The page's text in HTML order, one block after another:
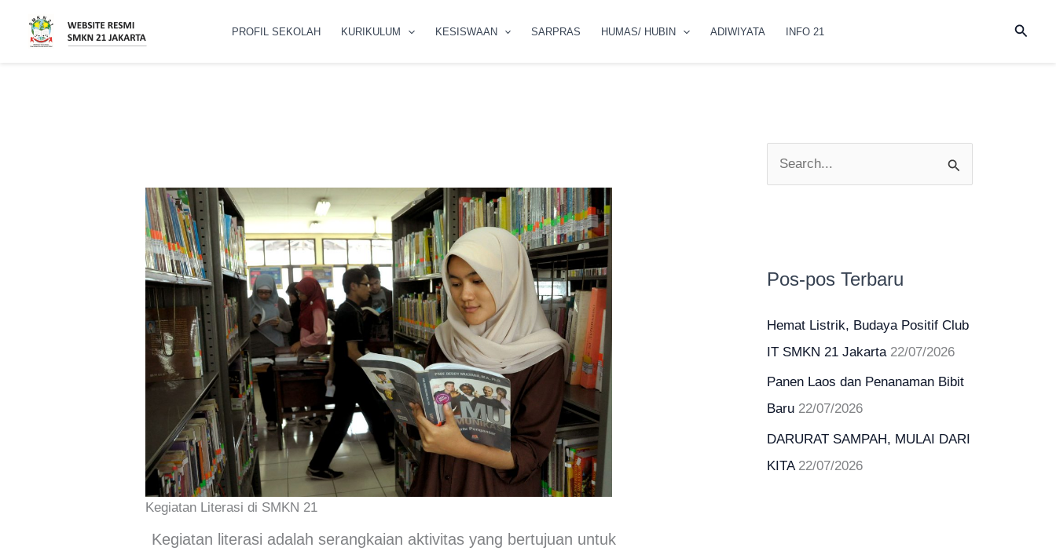
PROFIL SEKOLAH KURIKULUM KESISWAAN SARPRAS HUMAS/ HUBIN ADIWIYATA INFO 21 Cari
Kegiatan Literasi di SMKN 21
Kegiatan literasi adalah serangkaian aktivitas yang bertujuan untuk
a
nPos-pos Terbaru
Hemat Listrik, Budaya Positif Club
IT SMKN 21 Jakarta 22/07/2026
Panen Laos dan Penanaman Bibit
Baru 22/07/2026
DARURAT SAMPAH, MULAI DARI
KITA 22/07/2026